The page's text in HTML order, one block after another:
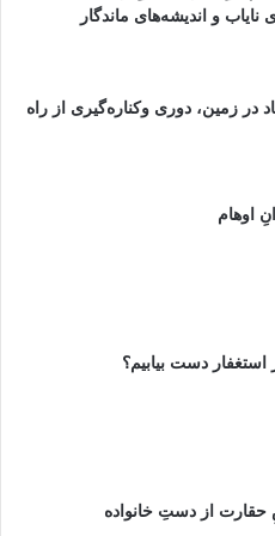
از غفلت ابدی خود بیرون نیامده ایم،
اسلامی خویش منحرف شده ایم؛ بلکه
ایم. همو که خدا به وی تمام نام ها را
با هوشیاری و زیرکی خود، یا با تلاش و
که در این وضعیت به دست می
باشد و از ناحیه ی انسانی آشفته،
با بازنگری ندارند؟!
نایاب و اندیشه‌های ماندگار
در زمین‌، دوری وکناره‌گیری از راه
اوهام
استغفار دست بیابیم؟
از دستِ خانواده